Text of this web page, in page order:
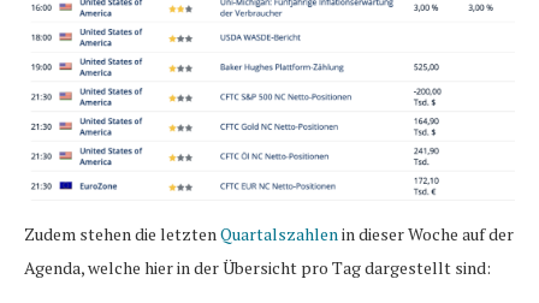
Zudem stehen die letztenQuartalszahlenin dieser Woche auf der
Agenda, welche hier in der Übersicht pro Tag dargestellt sind: